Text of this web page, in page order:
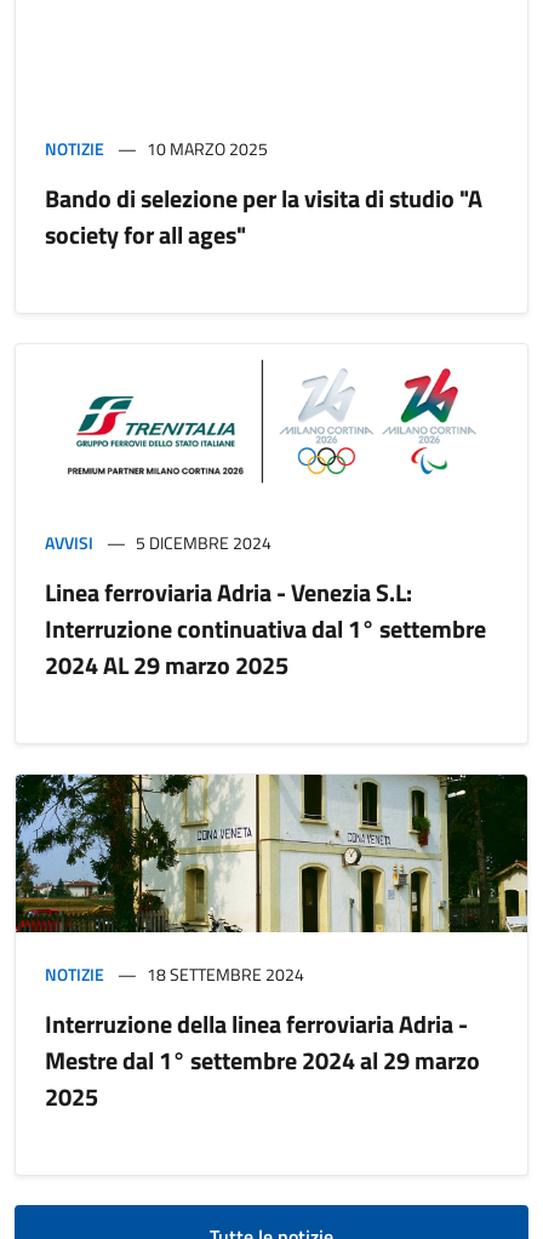
NOTIZIE 10 MARZO 2025
Bando di selezione per la visita di studio "A
society for all ages"
AVVISI 5 DICEMBRE 2024
Linea ferroviaria Adria - Venezia S.L:
Interruzione continuativa dal 1° settembre
2024 AL 29 marzo 2025
NOTIZIE 18 SETTEMBRE 2024
Interruzione della linea ferroviaria Adria -
Mestre dal 1° settembre 2024 al 29 marzo
2025